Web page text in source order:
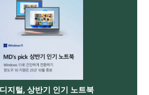
지털, 상반기 인기 노트북